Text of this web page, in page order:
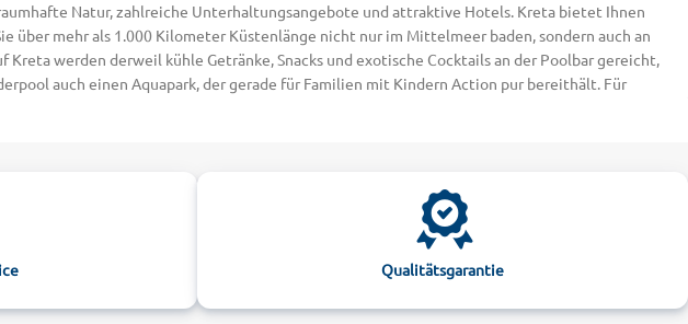
Natur, zahlreiche Unterhaltungsangebote und attraktive Hotels. Kreta bietet Ihnen
mehr als 1.000 Kilometer Küstenlänge nicht nur im Mittelmeer baden, sondern auch an
werden derweil kühle Getränke, Snacks und exotische Cocktails an der Poolbar gereicht,
auch einen Aquapark, der gerade für Familien mit Kindern Action pur bereithält. Für
am Abend. Sie haben Lust, auch abseits von Baden und Inselausflügen aktiv zu sein? Dann
an der Rezeption Ihres Kreta Hotels können Sie spannende Ausflüge buchen oder ein Auto
von Rethymno und den historischen Palast von Knossos mit seinen wertvollen Funden aus der
Sie immer wieder schöne Strände wie den Elafonisi-Strand oder den einsamen
Sie trotz aller Aktivitäten bestens erholt von der Insel mit den fast 300 Sonnentagen pro
Qualitätsgarantie